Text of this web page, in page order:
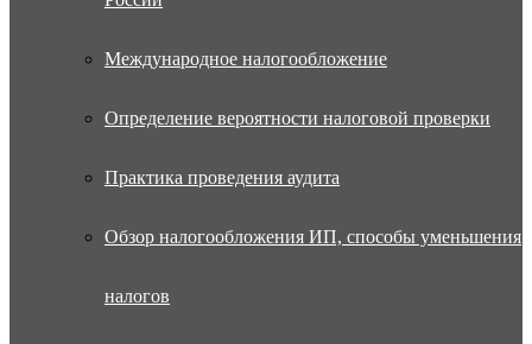
Международное налогообложение
Определение вероятности налоговой проверки
Практика проведения аудита
Обзор налогообложения ИП, способы уменьшения
налогов